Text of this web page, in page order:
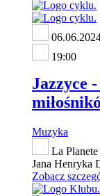
19:00
Jazzyce
Muzyka
La
Jana Henryka
Zobacz